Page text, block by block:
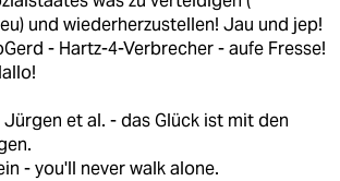
und wiederherzustellen! Jau und jep!
- Hartz-4-Verbrecher - aufe Fresse!
Jürgen et al. - das Glück ist mit den
- you'll never walk alone.